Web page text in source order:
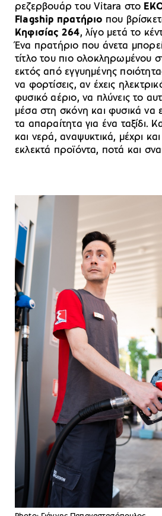
ρεζερβουάρ του Vitara στο
Flagship πρατήριο που
Κηφισίας 264, λίγο μετά το
Ένα πρατήριο που άνετα
τίτλο του πιο ολοκληρωμένου
εκτός από εγγυημένης
να φορτίσεις, αν έχεις
φυσικό αέριο, να πλύνεις το
μέσα στη σκόνη και φυσικά να
τα απαραίτητα για ένα ταξίδι.
και νερά, αναψυκτικά, μέχρι και
εκλεκτά προϊόντα, ποτά και